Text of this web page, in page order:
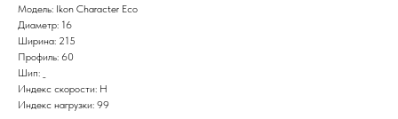
Модель: Ikon Character Eco
Диаметр: 16
Ширина: 215
Профиль: 60
Шип: _
Индекс скорости: H
Индекс нагрузки: 99